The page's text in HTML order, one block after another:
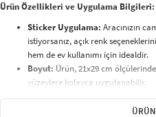
Ürün Özellikleri ve Uygulama Bilgileri:
Sticker Uygulama: Aracınızın
istiyorsanız, açık renk
hem de ev kullanımı için idealdir.
Boyut: Ürün, 21x29 cm
yüzeylere kolayca uygulanabilir.
ile silerek